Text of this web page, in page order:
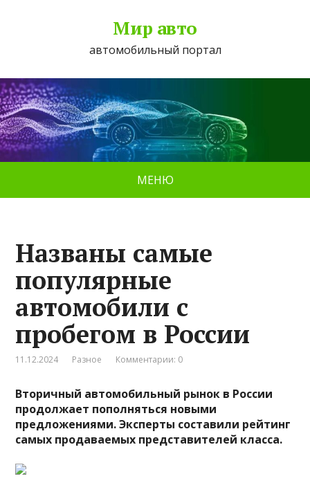
Мир авто
автомобильный портал
МЕНЮ
Названы самые
популярные
автомобили с
пробегом в России
11.12.2024 Разное Комментарии: 0
Вторичный автомобильный рынок в России
продолжает пополняться новыми
предложениями. Эксперты составили рейтинг
самых продаваемых представителей класса.